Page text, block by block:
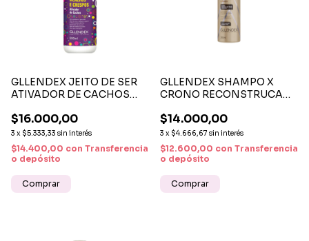
GLLENDEX JEITO DE SER
ATIVADOR DE CACHOS
$16.000,00
3 x $5.333,33 sin interés
$14.400,00 con Transferencia
o depósito
GLLENDEX SHAMPO X
CRONO RECONSTRUCAO
$14.000,00
3 x $4.666,67 sin interés
$12.600,00 con Transferencia
o depósito